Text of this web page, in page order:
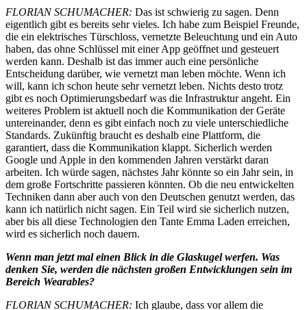
FLORIAN SCHUMACHER: Das ist schwierig zu sagen. Denn
eigentlich gibt es bereits sehr vieles. Ich habe zum Beispiel Freunde,
die ein elektrisches Türschloss, vernetzte Beleuchtung und ein Auto
haben, das ohne Schlüssel mit einer App geöffnet und gesteuert
werden kann. Deshalb ist das immer auch eine persönliche
Entscheidung darüber, wie vernetzt man leben möchte. Wenn ich
will, kann ich schon heute sehr vernetzt leben. Nichts desto trotz
gibt es noch Optimierungsbedarf was die Infrastruktur angeht. Ein
weiteres Problem ist aktuell noch die Kommunikation der Geräte
untereinander, denn es gibt einfach noch zu viele unterschiedliche
Standards. Zukünftig braucht es deshalb eine Plattform, die
garantiert, dass die Kommunikation klappt. Sicherlich werden
Google und Apple in den kommenden Jahren verstärkt daran
arbeiten. Ich würde sagen, nächstes Jahr könnte so ein Jahr sein, in
dem große Fortschritte passieren könnten. Ob die neu entwickelten
Techniken dann aber auch von den Deutschen genutzt werden, das
kann ich natürlich nicht sagen. Ein Teil wird sie sicherlich nutzen,
aber bis all diese Technologien den Tante Emma Laden erreichen,
wird es sicherlich noch dauern.
Wenn man jetzt mal einen Blick in die Glaskugel werfen. Was
denken Sie, werden die nächsten großen Entwicklungen sein im
Bereich Wearables?
FLORIAN SCHUMACHER: Ich glaube, dass vor allem die